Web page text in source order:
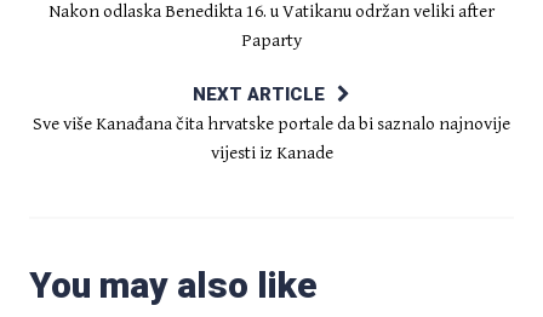
Nakon odlaska Benedikta 16. u Vatikanu održan veliki after
Paparty
NEXT ARTICLE
Sve više Kanađana čita hrvatske portale da bi saznalo najnovije
vijesti iz Kanade
You may also like